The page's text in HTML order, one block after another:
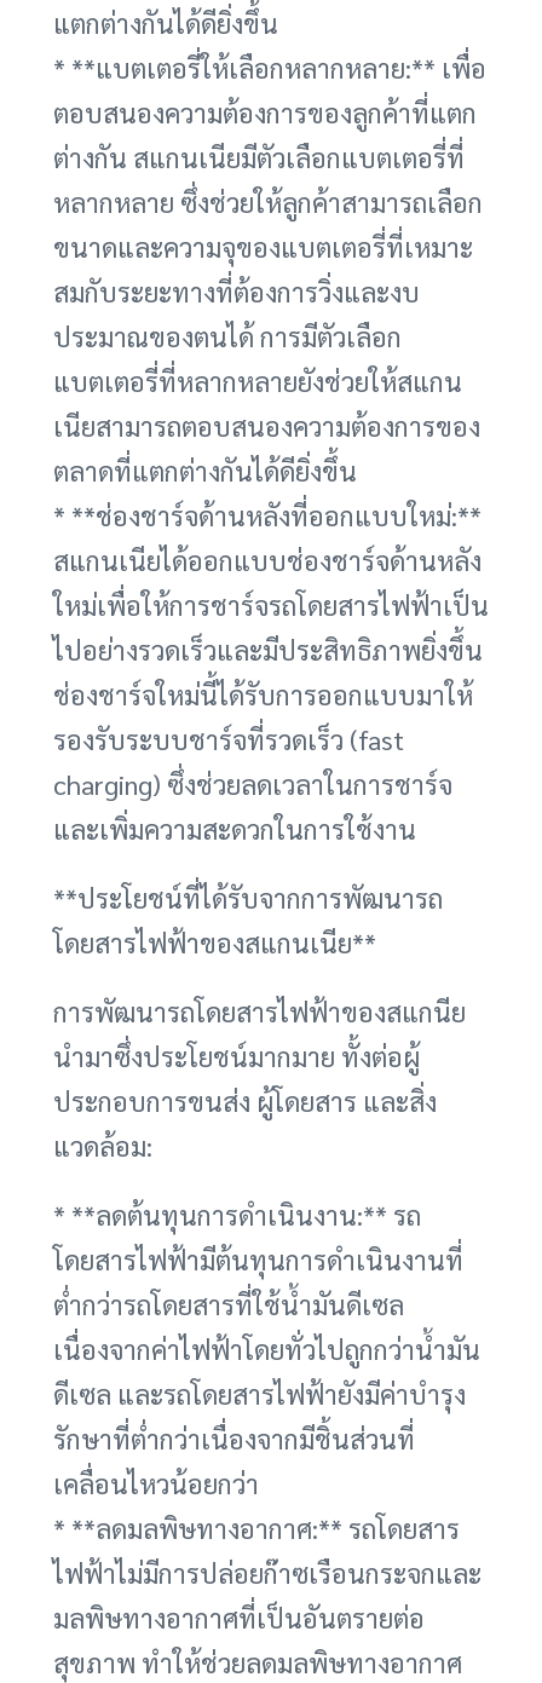
แตกต่างกันได้ดียิ่งขึ้น
* **แบตเตอรี่ให้เลือกหลากหลาย:** เพื่อ
ตอบสนองความต้องการของลูกค้าที่แตก
ต่างกัน สแกนเนียมีตัวเลือกแบตเตอรี่ที่
หลากหลาย ซึ่งช่วยให้ลูกค้าสามารถเลือก
ขนาดและความจุของแบตเตอรี่ที่เหมาะ
สมกับระยะทางที่ต้องการวิ่งและงบ
ประมาณของตนได้ การมีตัวเลือก
แบตเตอรี่ที่หลากหลายยังช่วยให้สแกน
เนียสามารถตอบสนองความต้องการของ
ตลาดที่แตกต่างกันได้ดียิ่งขึ้น
* **ช่องชาร์จด้านหลังที่ออกแบบใหม่:**
สแกนเนียได้ออกแบบช่องชาร์จด้านหลัง
ใหม่เพื่อให้การชาร์จรถโดยสารไฟฟ้าเป็น
ไปอย่างรวดเร็วและมีประสิทธิภาพยิ่งขึ้น
ช่องชาร์จใหม่นี้ได้รับการออกแบบมาให้
รองรับระบบชาร์จที่รวดเร็ว (fast
charging) ซึ่งช่วยลดเวลาในการชาร์จ
และเพิ่มความสะดวกในการใช้งาน
**ประโยชน์ที่ได้รับจากการพัฒนารถ
โดยสารไฟฟ้าของสแกนเนีย**
การพัฒนารถโดยสารไฟฟ้าของสแกนีย
นำมาซึ่งประโยชน์มากมาย ทั้งต่อผู้
ประกอบการขนส่ง ผู้โดยสาร และสิ่ง
แวดล้อม:
* **ลดต้นทุนการดำเนินงาน:** รถ
โดยสารไฟฟ้ามีต้นทุนการดำเนินงานที่
ต่ำกว่ารถโดยสารที่ใช้น้ำมันดีเซล
เนื่องจากค่าไฟฟ้าโดยทั่วไปถูกกว่าน้ำมัน
ดีเซล และรถโดยสารไฟฟ้ายังมีค่าบำรุง
รักษาที่ต่ำกว่าเนื่องจากมีชิ้นส่วนที่
เคลื่อนไหวน้อยกว่า
* **ลดมลพิษทางอากาศ:** รถโดยสาร
ไฟฟ้าไม่มีการปล่อยก๊าซเรือนกระจกและ
มลพิษทางอากาศที่เป็นอันตรายต่อ
สุขภาพ ทำให้ช่วยลดมลพิษทางอากาศ